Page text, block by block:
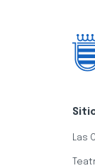
Las